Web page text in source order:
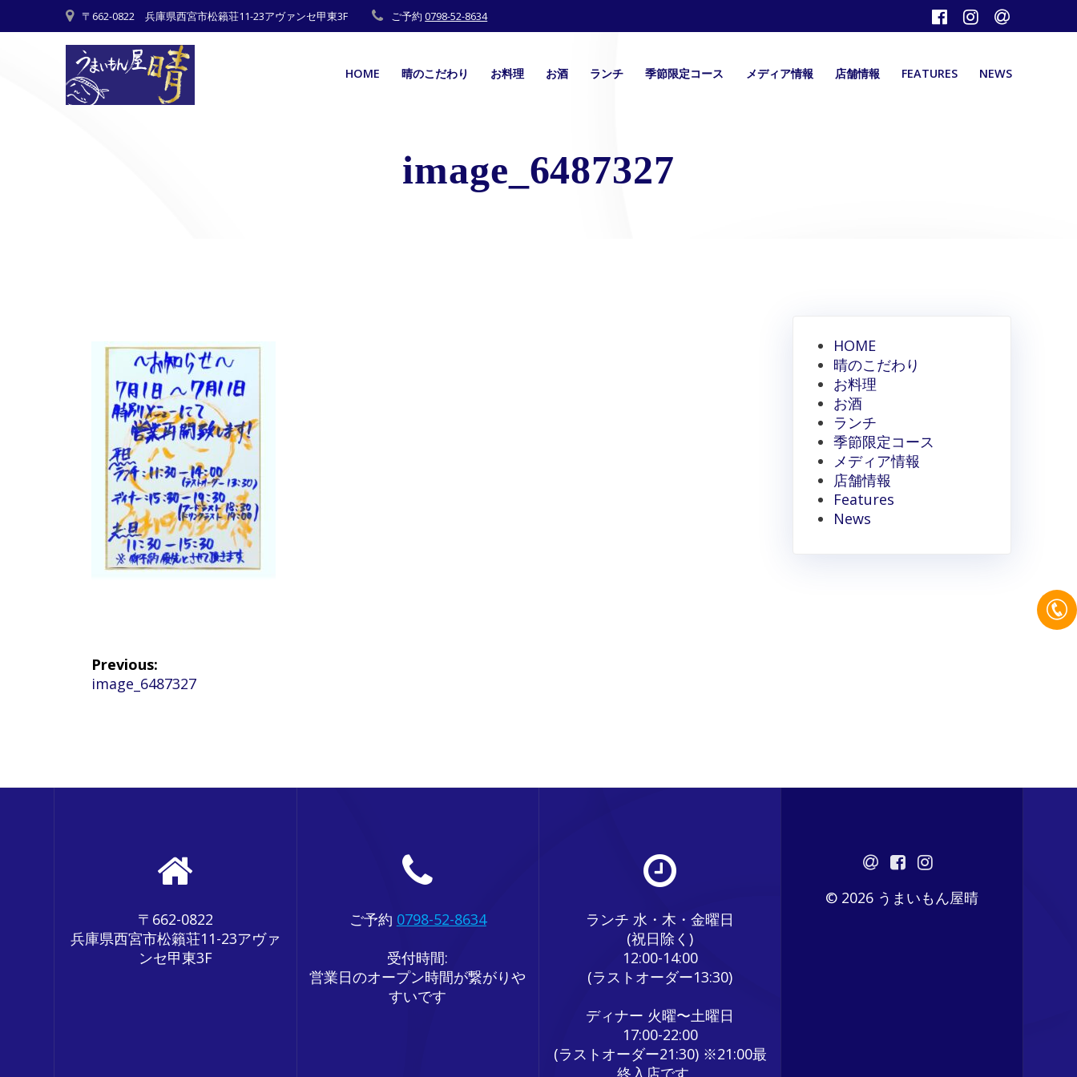
to
〒662-0822 兵庫県西宮市松籟荘11-23アヴァンセ甲東3F ご予約0798-52-8634
HOME 晴のこだわり お料理 お酒 ランチ 季節限定コース メディア情報 店舗情報 FEATURES NEWS
image_6487327
ゲ
Previous:
Previous
image_6487327
HOME
晴のこだわり
お料理
お酒
ランチ
季節限定コース
メディア情報
店舗情報
Features
News
〒662-0822
兵庫県西宮市松籟荘11-23アヴァ
ンセ甲東3F
ご予約 0798-52-8634
受付時間:
営業日のオープン時間が繋がりや
すいです
ランチ 水・木・金曜日
(祝日除く)
12:00-14:00
(ラストオーダー13:30)
ディナー 火曜〜土曜日
17:00-22:00
(ラストオーダー21:30) ※21:00最
終入店です。
© 2026 うまいもん屋晴